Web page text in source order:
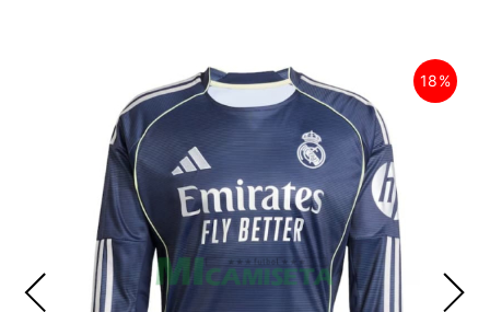
Premier League
18%